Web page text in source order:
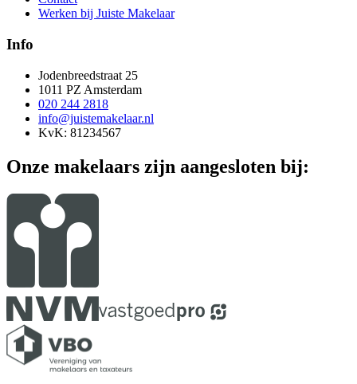
Werken bij Juiste Makelaar
Info
Jodenbreedstraat 25
1011 PZ Amsterdam
020 244 2818
info@juistemakelaar.nl
KvK: 81234567
Onze makelaars zijn aangesloten bij: